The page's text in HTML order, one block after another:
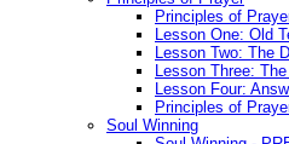
Principles of
Lesson One: Old
Lesson Two: The
Lesson Three:
Lesson Four:
Principles of
Soul Winning